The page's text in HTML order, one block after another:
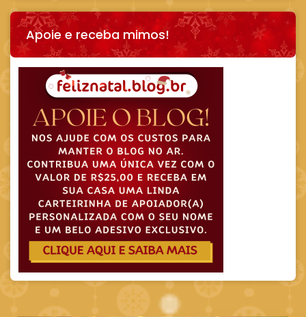
Apoie e receba mimos!